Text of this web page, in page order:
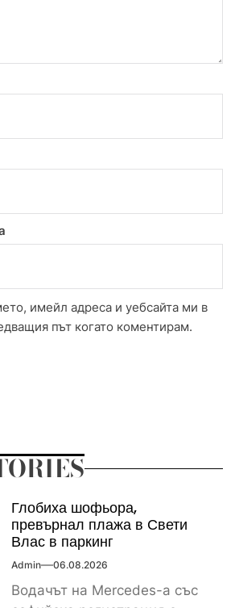
имейл адреса и уебсайта ми в
път когато коментирам.
Глобиха шофьора,
превърнал плажа в Свети
Влас в паркинг
Admin 06.08.2026
Водачът на Mercedes-а със